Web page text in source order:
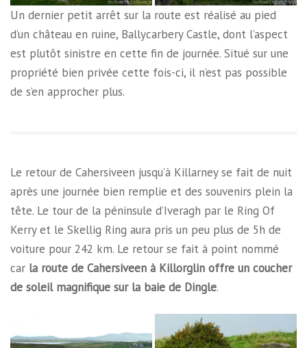
Un dernier petit arrêt sur la route est réalisé au pied
d’un château en ruine, Ballycarbery Castle, dont l’aspect
est plutôt sinistre en cette fin de journée. Situé sur une
propriété bien privée cette fois-ci, il n’est pas possible
de s’en approcher plus.
Le retour de Cahersiveen jusqu’à Killarney se fait de nuit
après une journée bien remplie et des souvenirs plein la
tête. Le tour de la péninsule d’Iveragh par le Ring Of
Kerry et le Skellig Ring aura pris un peu plus de 5h de
voiture pour 242 km. Le retour se fait à point nommé
car la route de Cahersiveen à Killorglin offre un coucher
de soleil magnifique sur la baie de Dingle.